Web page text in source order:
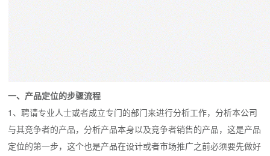
一、产品定位的步骤流程
1、聘请专业人士或者成立专门的部门来进行分析工作，分析本公司
与其竞争者的产品，分析产品本身以及竞争者销售的产品，这是产品
定位的第一步，这个也是产品在设计或者市场推广之前必须要先做好